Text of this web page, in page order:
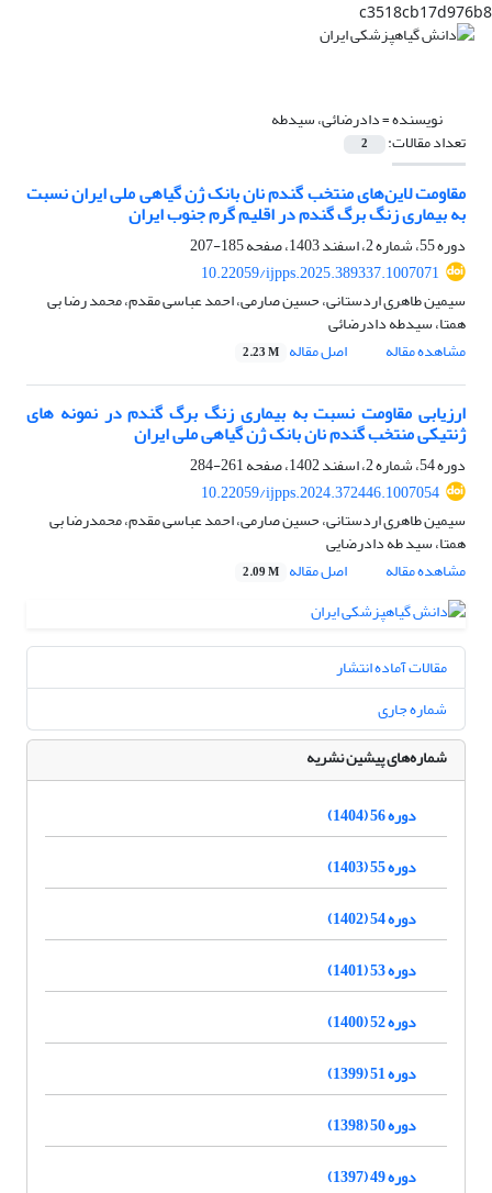
c3518cb17d976b8
نویسنده =دادرضائی، سیدطه
تعداد مقالات: 2
مقاومت لاین‌های منتخب گندم نان بانک ژن گیاهی ملی ایران نسبت
به بیماری زنگ برگ گندم در اقلیم گرم جنوب ایران
دوره 55، شماره 2، اسفند 1403، صفحه
185-207
10.22059/ijpps.2025.389337.1007071
سیمین طاهری اردستانی، حسین صارمی، احمد عباسی مقدم، محمد رضا بی
همتا، سیدطه دادرضائی
مشاهده مقاله
اصل مقاله 2.23 M
ارزیابی مقاومت نسبت به بیماری زنگ برگ گندم در نمونه های
ژنتیکی منتخب گندم نان بانک ژن گیاهی ملی ایران
دوره 54، شماره 2، اسفند 1402، صفحه
261-284
10.22059/ijpps.2024.372446.1007054
سیمین طاهری اردستانی، حسین صارمی، احمد عباسی مقدم، محمدرضا بی
همتا، سید طه دادرضایی
مشاهده مقاله
اصل مقاله 2.09 M
مقالات آماده انتشار
شماره جاری
شماره‌های پیشین نشریه
دوره 56 (1404)
دوره 55 (1403)
دوره 54 (1402)
دوره 53 (1401)
دوره 52 (1400)
دوره 51 (1399)
دوره 50 (1398)
دوره 49 (1397)